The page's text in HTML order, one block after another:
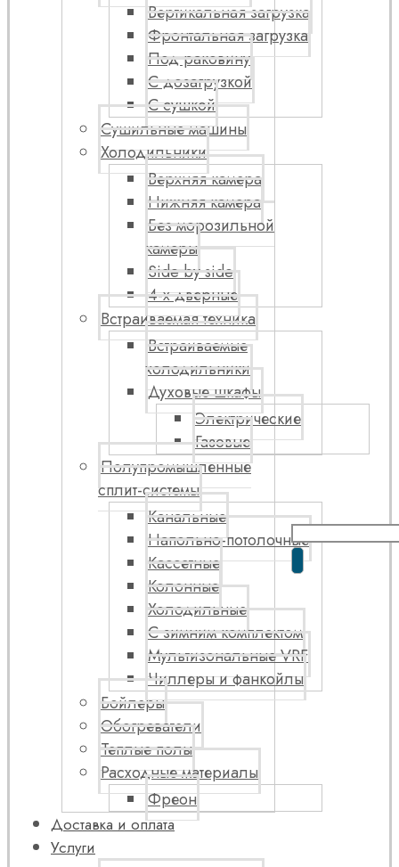
Вертикальная загрузка
Фронтальная загрузка
Под раковину
С дозагрузкой
С сушкой
Сушильные машины
Холодильники
Верхняя камера
Нижняя камера
Без морозильной
камеры
Side by side
4-х дверные
Встраиваемая техника
Встраиваемые
холодильники
Духовые шкафы
Электрические
Газовые
Полупромышленные
сплит-системы
Канальные
Напольно-потолочные
Кассетные
Колонные
Холодильные
С зимним комплектом
Мультизональные VRF
Чиллеры и фанкойлы
Бойлеры
Обогреватели
Теплые полы
Расходные материалы
Фреон
Доставка и оплата
Услуги